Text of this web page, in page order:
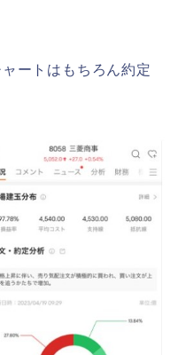
ートはもちろん約定